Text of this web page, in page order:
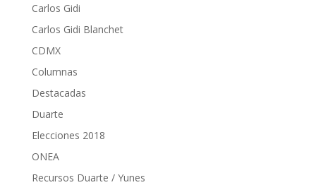
Carlos Gidi
Carlos Gidi Blanchet
CDMX
Columnas
Destacadas
Duarte
Elecciones 2018
ONEA
Recursos Duarte / Yunes